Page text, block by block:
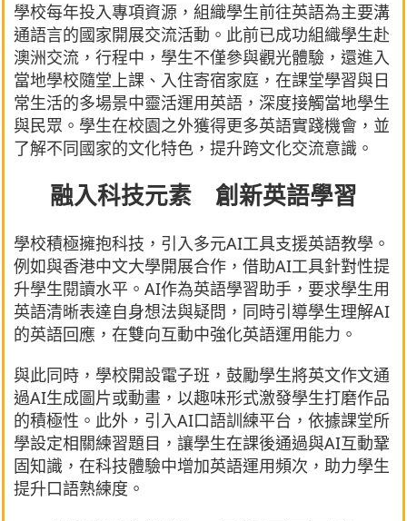
學校每年投入專項資源，組織學生前往英語為主要溝
通語言的國家開展交流活動。此前已成功組織學生赴
澳洲交流，行程中，學生不僅參與觀光體驗，還進入
當地學校隨堂上課、入住寄宿家庭，在課堂學習與日
常生活的多場景中靈活運用英語，深度接觸當地學生
與民眾。學生在校園之外獲得更多英語實踐機會，並
了解不同國家的文化特色，提升跨文化交流意識。
融入科技元素 創新英語學習
學校積極擁抱科技，引入多元AI工具支援英語教學。
例如與香港中文大學開展合作，借助AI工具針對性提
升學生閱讀水平。AI作為英語學習助手，要求學生用
英語清晰表達自身想法與疑問，同時引導學生理解AI
的英語回應，在雙向互動中強化英語運用能力。
與此同時，學校開設電子班，鼓勵學生將英文作文通
過AI生成圖片或動畫，以趣味形式激發學生打磨作品
的積極性。此外，引入AI口語訓練平台，依據課堂所
學設定相關練習題目，讓學生在課後通過與AI互動鞏
固知識，在科技體驗中增加英語運用頻次，助力學生
提升口語熟練度。